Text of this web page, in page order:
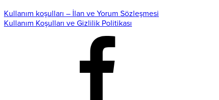
Kullanım koşulları – İlan ve Yorum Sözleşmesi
Kullanım Koşulları ve Gizlilik Politikası